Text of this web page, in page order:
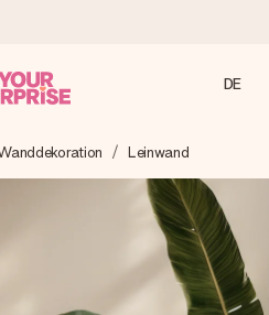
sorgfältig vor und schicken es
zum richtigen Zeitpunkt
es am meisten zählt.
Bewertungen)
DE
Leinwand